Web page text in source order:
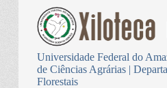
Universidade Federal do
de Ciências Agrárias |
Florestais